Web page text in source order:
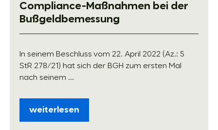
Compliance-Maßnahmen bei der
Bußgeldbemessung
In seinem Beschluss vom 22. April 2022 (Az.: 5
StR 278/21) hat sich der BGH zum ersten Mal
nach seinem ...
weiterlesen